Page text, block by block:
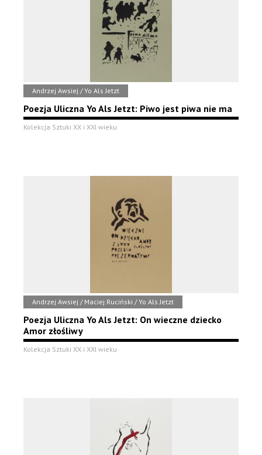
Andrzej Awsiej / Yo Als Jetzt
Poezja Uliczna Yo Als Jetzt: Piwo jest piwa nie ma
Kolekcja Sztuki XX i XXI wieku
Andrzej Awsiej / Maciej Ruciński / Yo Als Jetzt
Poezja Uliczna Yo Als Jetzt: On wieczne dziecko
Amor złośliwy
Kolekcja Sztuki XX i XXI wieku